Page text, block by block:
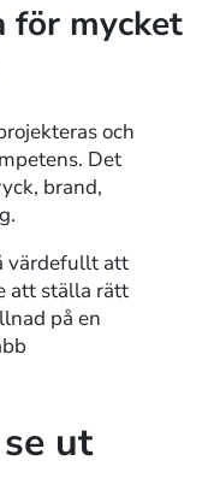
för mycket
och
Det
brand,
värdefullt att
att ställa rätt
på en
ut